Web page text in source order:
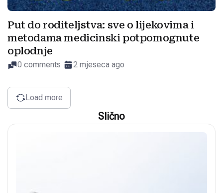
Put do roditeljstva: sve o lijekovima i
metodama medicinski potpomognute
oplodnje
0 comments 2 mjeseca ago
Load more
Slično